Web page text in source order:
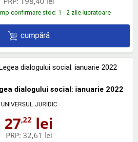
confirmare stoc: 1 - 2 zile lucratoare
cumpără
dialogului social: ianuarie 2022
UNIVERSUL JURIDIC
27,22 lei
PRP: 32,61 lei